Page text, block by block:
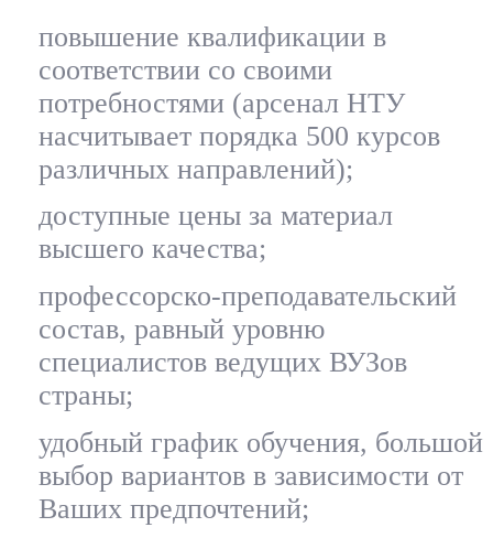
повышение квалификации в
соответствии со своими
потребностями (арсенал НТУ
насчитывает порядка 500 курсов
различных направлений);
доступные цены за материал
высшего качества;
профессорско-преподавательский
состав, равный уровню
специалистов ведущих ВУЗов
страны;
удобный график обучения, большой
выбор вариантов в зависимости от
Ваших предпочтений;